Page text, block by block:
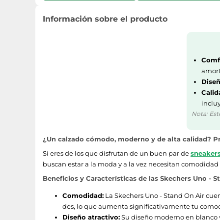
Información sobre el producto
Nota:
¿Un calzado cómodo, moderno y de alta calidad?
Si eres de los que disfrutan de un buen par de
buscan estar a la moda y a la vez necesitan
Beneficios y Características de las Skechers Uno -
Comodidad: La Skechers Uno - Stand On Air
des, lo que aumenta significativamente tu
Diseño atractivo:Su diseño moderno en blanco